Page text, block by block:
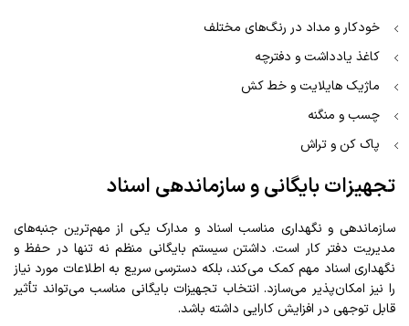
خودکار و مداد در رنگ‌های مختلف
کاغذ یادداشت و دفترچه
ماژیک هایلایت و خط کش
چسب و منگنه
پاک کن و تراش
تجهیزات بایگانی و سازماندهی اسناد
سازماندهی و نگهداری مناسب اسناد و مدارک یکی از مهم‌ترین جنبه‌های
مدیریت دفتر کار است. داشتن سیستم بایگانی منظم نه تنها در حفظ و
نگهداری اسناد مهم کمک می‌کند، بلکه دسترسی سریع به اطلاعات مورد نیاز
را نیز امکان‌پذیر می‌سازد. انتخاب تجهیزات بایگانی مناسب می‌تواند تأثیر
قابل توجهی در افزایش کارایی داشته باشد.